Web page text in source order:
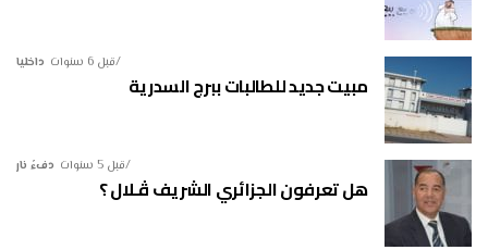
داخليا قبل 6 سنوات
مبيت جديد للطالبات ببرج السدرية
دفءُ نار قبل 5 سنوات
هل تعرفون الجزائري الشريف ڤـلال ؟